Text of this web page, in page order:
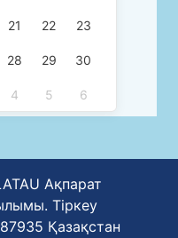
21 22 23
28 29 30
4 5 6
Ақпарат
Тіркеу
Қазақстан